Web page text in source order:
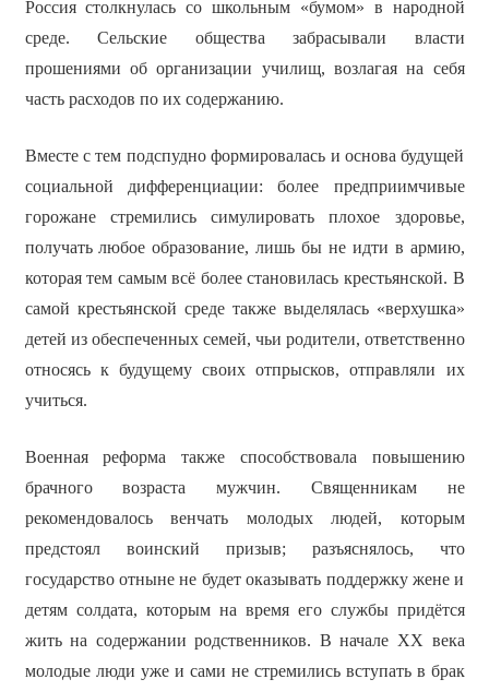
Россия столкнулась со школьным «бумом» в народной
среде. Сельские общества забрасывали власти
прошениями об организации училищ, возлагая на себя
часть расходов по их содержанию.
Вместе с тем подспудно формировалась и основа будущей
социальной дифференциации: более предприимчивые
горожане стремились симулировать плохое здоровье,
получать любое образование, лишь бы не идти в армию,
которая тем самым всё более становилась крестьянской. В
самой крестьянской среде также выделялась «верхушка»
детей из обеспеченных семей, чьи родители, ответственно
относясь к будущему своих отпрысков, отправляли их
учиться.
Военная реформа также способствовала повышению
брачного возраста мужчин. Священникам не
рекомендовалось венчать молодых людей, которым
предстоял воинский призыв; разъяснялось, что
государство отныне не будет оказывать поддержку жене и
детям солдата, которым на время его службы придётся
жить на содержании родственников. В начале ХХ века
молодые люди уже и сами не стремились вступать в брак